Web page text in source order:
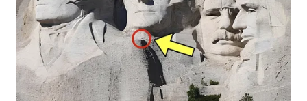
WN
SULSEL
WN
GORONTALO